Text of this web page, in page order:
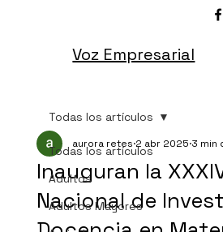
Voz Empresarial
Todas los artículos
Adultos
Adultos Mayores
Todas los artículos
Inauguran la
Nacional de
aurora retes 2 abr 2025 3 min